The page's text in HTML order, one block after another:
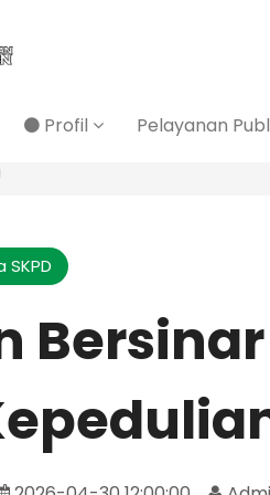
Profil Pelayanan
SKPD